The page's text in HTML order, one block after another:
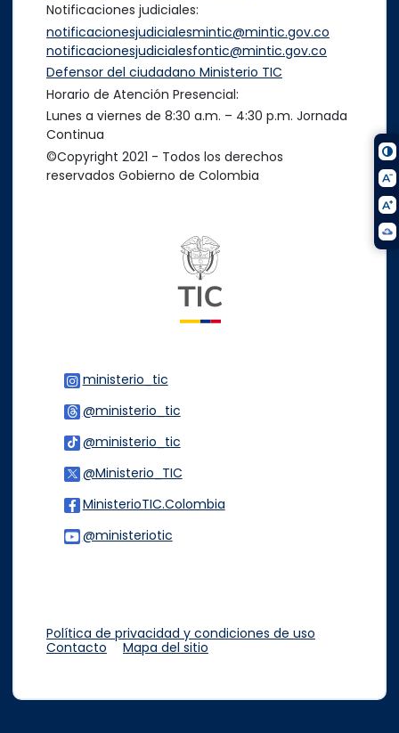
Notificaciones judiciales:
notificacionesjudicialesmintic@mintic.gov.co
notificacionesjudicialesfontic@mintic.gov.co
Defensor del ciudadano Ministerio TIC
Horario de Atención Presencial:
Lunes a viernes de 8:30 a.m. – 4:30 p.m. Jornada
Continua
©Copyright 2021 - Todos los derechos
reservados Gobierno de Colombia
ministerio_tic
@ministerio_tic
@ministerio_tic
@Ministerio_TIC
MinisterioTIC.Colombia
@ministeriotic
Política de privacidad y condiciones de uso
Contacto
Mapa del sitio